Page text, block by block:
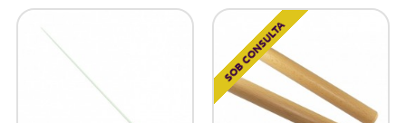
SOB CONSULTA